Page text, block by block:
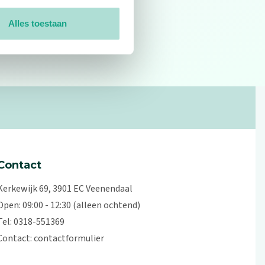
Alles toestaan
69, 3901 EC Veenendaal
09:00 - 12:30 (alleen ochtend)
0318-551369
contactformulier